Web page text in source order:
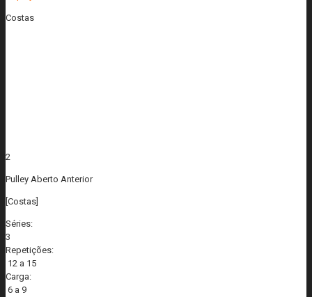
Costas
2
Pulley Aberto Anterior
[Costas]
Séries:
3
Repetições:
12 a 15
Carga:
6 a 9